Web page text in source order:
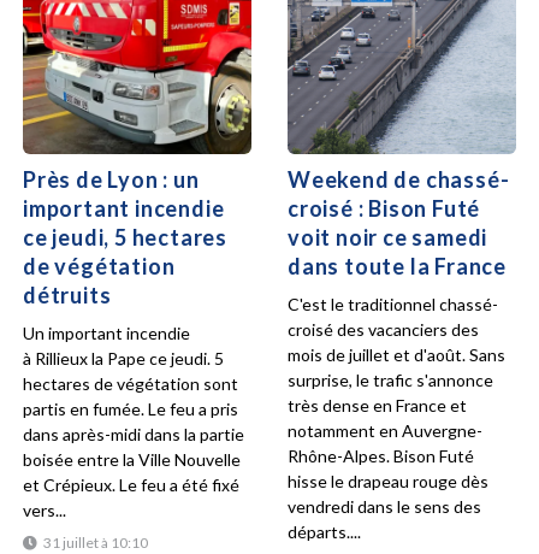
Près de Lyon : un
important incendie
ce jeudi, 5 hectares
de végétation
détruits
31 juillet à 10:10
Un important incendie
à Rillieux la Pape ce jeudi. 5
hectares de végétation sont
partis en fumée. Le feu a pris
dans après-midi dans la partie
boisée entre la Ville Nouvelle
et Crépieux. Le feu a été fixé
vers...
Weekend de chassé-
croisé : Bison Futé
voit noir ce samedi
dans toute la France
C'est le traditionnel chassé-
croisé des vacanciers des
mois de juillet et d'août. Sans
surprise, le trafic s'annonce
très dense en France et
notamment en Auvergne-
Rhône-Alpes. Bison Futé
hisse le drapeau rouge dès
vendredi dans le sens des
départs....